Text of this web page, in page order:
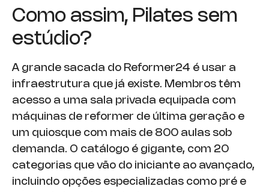
Como assim, Pilates sem
estúdio?
A grande sacada do Reformer24 é usar a
infraestrutura que já existe. Membros têm
acesso a uma sala privada equipada com
máquinas de reformer de última geração e
um quiosque com mais de 800 aulas sob
demanda. O catálogo é gigante, com 20
categorias que vão do iniciante ao avançado,
incluindo opções especializadas como pré e